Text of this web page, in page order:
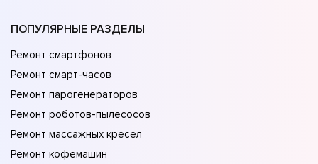
ПОПУЛЯРНЫЕ РАЗДЕЛЫ
Ремонт смартфонов
Ремонт смарт-часов
Ремонт парогенераторов
Ремонт роботов-пылесосов
Ремонт массажных кресел
Ремонт кофемашин